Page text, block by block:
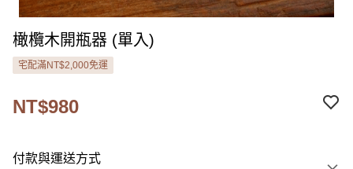
橄欖木開瓶器 (單入)
宅配滿NT$2,000免運
NT$980
付款與運送方式